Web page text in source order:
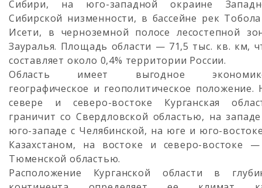
Сибири, на юго-западной окраине
Сибирской низменности, в бассейне рек
Исети, в черноземной полосе лесостепной
Зауралья. Площадь области — 71,5 тыс. кв. км,
составляет около 0,4% территории России.
Область имеет выгодное
географическое и геополитическое положение.
севере и северо-востоке Курганская
граничит со Свердловской областью, на
юго-западе с Челябинской, на юге и юго-
Казахстаном, на востоке и северо-востоке
Тюменской областью.
Расположение Курганской области в